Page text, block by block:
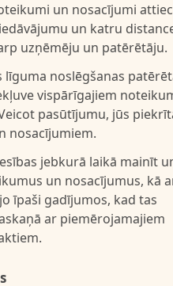
un nosacījumi
un katru
uzņēmēju un patērētāju.
līguma noslēgšanas
vispārīgajiem
pasūtījumu, jūs
nosacījumiem.
jebkurā laikā mainīt
un nosacījumus, kā
īpaši gadījumos, kad tas
ar piemērojamajiem